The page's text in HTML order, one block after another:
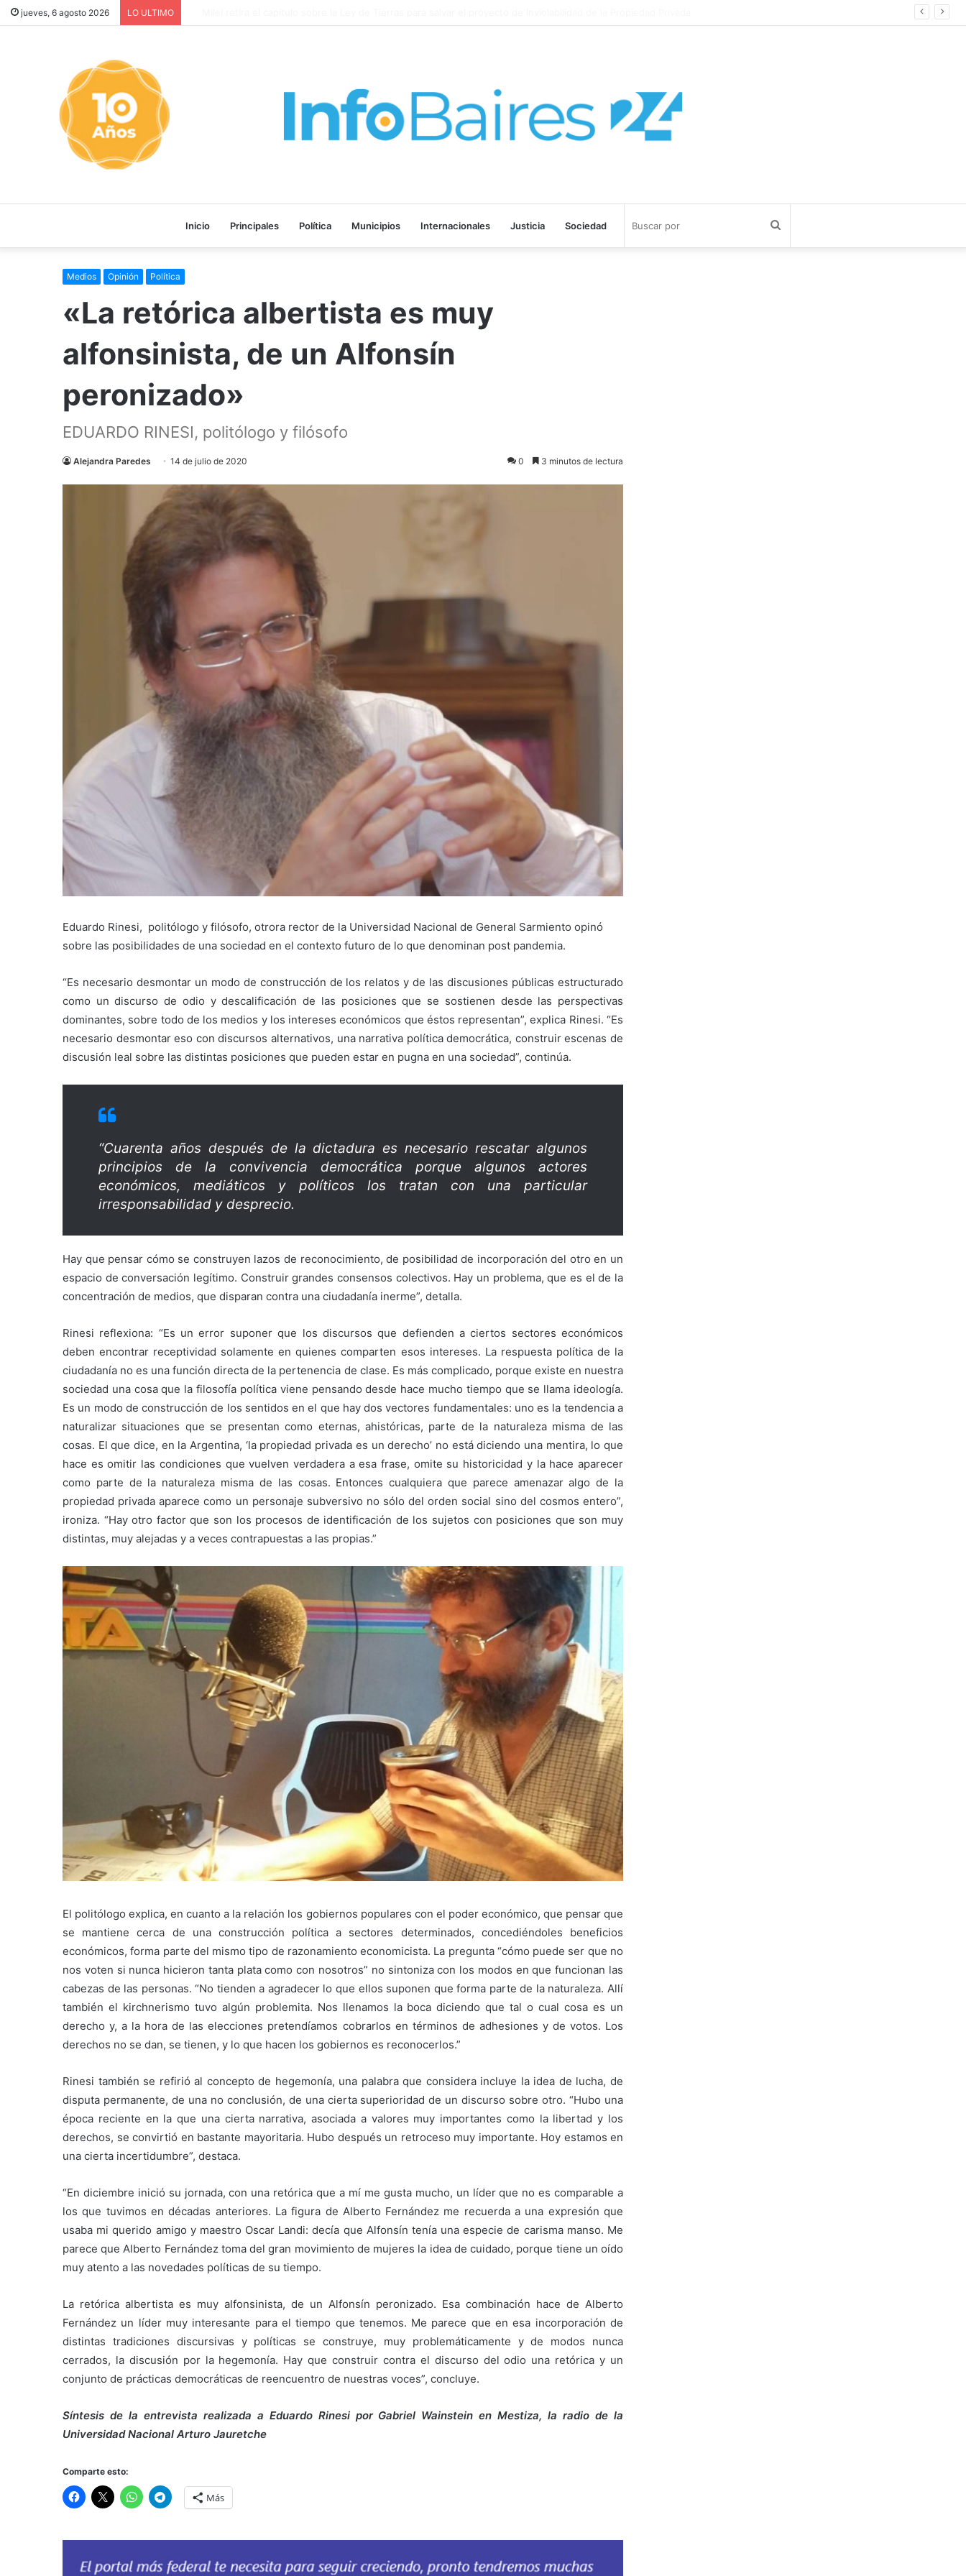
jueves, 6 agosto 2026 LO ULTIMO
Inicio Principales Política Municipios Internacionales Justicia Sociedad
Medios Opinión Política
«La retórica albertista es muy
alfonsinista, de un Alfonsín
peronizado»
EDUARDO RINESI, politólogo y filósofo
Alejandra Paredes 14 de julio de 2020 0 3 minutos de lectura
Eduardo Rinesi, politólogo y filósofo, otrora rector de la Universidad Nacional de General Sarmiento opinó
sobre las posibilidades de una sociedad en el contexto futuro de lo que denominan post pandemia.
“Es necesario desmontar un modo de construcción de los relatos y de las discusiones públicas estructurado
como un discurso de odio y descalificación de las posiciones que se sostienen desde las perspectivas
dominantes, sobre todo de los medios y los intereses económicos que éstos representan”, explica Rinesi. “Es
necesario desmontar eso con discursos alternativos, una narrativa política democrática, construir escenas de
discusión leal sobre las distintas posiciones que pueden estar en pugna en una sociedad”, continúa.
“Cuarenta años después de la dictadura es necesario rescatar algunos
principios de la convivencia democrática porque algunos actores
económicos, mediáticos y políticos los tratan con una particular
irresponsabilidad y desprecio.
Hay que pensar cómo se construyen lazos de reconocimiento, de posibilidad de incorporación del otro en un
espacio de conversación legítimo. Construir grandes consensos colectivos. Hay un problema, que es el de la
concentración de medios, que disparan contra una ciudadanía inerme”, detalla.
Rinesi reflexiona: “Es un error suponer que los discursos que defienden a ciertos sectores económicos
deben encontrar receptividad solamente en quienes comparten esos intereses. La respuesta política de la
ciudadanía no es una función directa de la pertenencia de clase. Es más complicado, porque existe en nuestra
sociedad una cosa que la filosofía política viene pensando desde hace mucho tiempo que se llama ideología.
Es un modo de construcción de los sentidos en el que hay dos vectores fundamentales: uno es la tendencia a
naturalizar situaciones que se presentan como eternas, ahistóricas, parte de la naturaleza misma de las
cosas. El que dice, en la Argentina, ‘la propiedad privada es un derecho’ no está diciendo una mentira, lo que
hace es omitir las condiciones que vuelven verdadera a esa frase, omite su historicidad y la hace aparecer
como parte de la naturaleza misma de las cosas. Entonces cualquiera que parece amenazar algo de la
propiedad privada aparece como un personaje subversivo no sólo del orden social sino del cosmos entero”,
ironiza. “Hay otro factor que son los procesos de identificación de los sujetos con posiciones que son muy
distintas, muy alejadas y a veces contrapuestas a las propias.”
El politólogo explica, en cuanto a la relación los gobiernos populares con el poder económico, que pensar que
se mantiene cerca de una construcción política a sectores determinados, concediéndoles beneficios
económicos, forma parte del mismo tipo de razonamiento economicista. La pregunta “cómo puede ser que no
nos voten si nunca hicieron tanta plata como con nosotros” no sintoniza con los modos en que funcionan las
cabezas de las personas. “No tienden a agradecer lo que ellos suponen que forma parte de la naturaleza. Allí
también el kirchnerismo tuvo algún problemita. Nos llenamos la boca diciendo que tal o cual cosa es un
derecho y, a la hora de las elecciones pretendíamos cobrarlos en términos de adhesiones y de votos. Los
derechos no se dan, se tienen, y lo que hacen los gobiernos es reconocerlos.”
Rinesi también se refirió al concepto de hegemonía, una palabra que considera incluye la idea de lucha, de
disputa permanente, de una no conclusión, de una cierta superioridad de un discurso sobre otro. “Hubo una
época reciente en la que una cierta narrativa, asociada a valores muy importantes como la libertad y los
derechos, se convirtió en bastante mayoritaria. Hubo después un retroceso muy importante. Hoy estamos en
una cierta incertidumbre”, destaca.
“En diciembre inició su jornada, con una retórica que a mí me gusta mucho, un líder que no es comparable a
los que tuvimos en décadas anteriores. La figura de Alberto Fernández me recuerda a una expresión que
usaba mi querido amigo y maestro Oscar Landi: decía que Alfonsín tenía una especie de carisma manso. Me
parece que Alberto Fernández toma del gran movimiento de mujeres la idea de cuidado, porque tiene un oído
muy atento a las novedades políticas de su tiempo.
La retórica albertista es muy alfonsinista, de un Alfonsín peronizado. Esa combinación hace de Alberto
Fernández un líder muy interesante para el tiempo que tenemos. Me parece que en esa incorporación de
distintas tradiciones discursivas y políticas se construye, muy problemáticamente y de modos nunca
cerrados, la discusión por la hegemonía. Hay que construir contra el discurso del odio una retórica y un
conjunto de prácticas democráticas de reencuentro de nuestras voces”, concluye.
Síntesis de la entrevista realizada a Eduardo Rinesi por Gabriel Wainstein en Mestiza, la radio de la
Universidad Nacional Arturo Jauretche
Comparte esto:
Más